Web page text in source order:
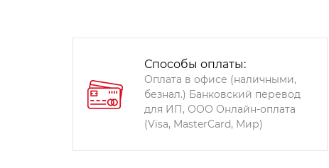
Способы оплаты:
Оплата в офисе (наличными,
безнал.) Банковский перевод
для ИП, ООО Онлайн-оплата
(Visa, MasterCard, Мир)